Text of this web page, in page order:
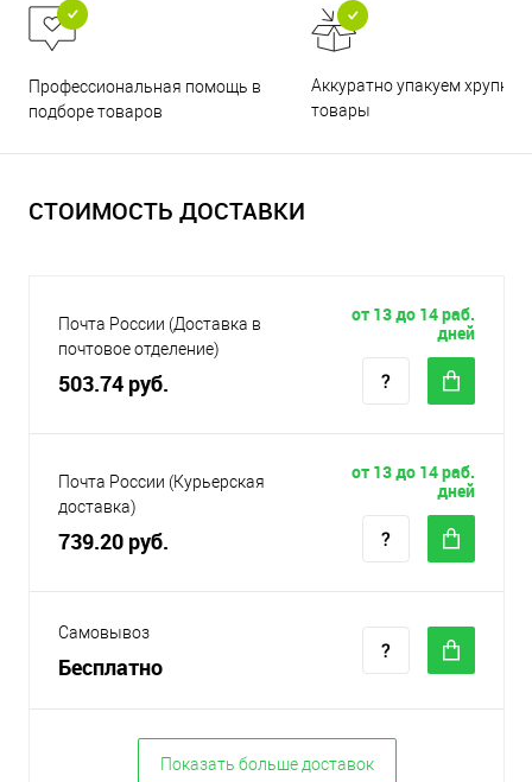
Профессиональная помощь в
подборе товаров
Аккуратно упакуем хрупкие
товары
СТОИМОСТЬ ДОСТАВКИ
Почта России (Доставка в
почтовое отделение)
503.74 руб.
от 13 до 14 раб.
дней
Почта России (Курьерская
доставка)
739.20 руб.
от 13 до 14 раб.
дней
Самовывоз
Бесплатно
Показать больше доставок